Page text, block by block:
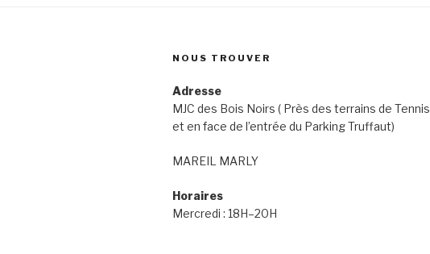
NOUS TROUVER
Adresse
MJC des Bois Noirs ( Près des terrains de Tennis
et en face de l’entrée du Parking Truffaut)
MAREIL MARLY
Horaires
Mercredi : 18H–20H